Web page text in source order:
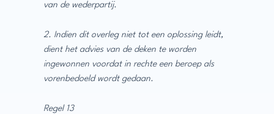
van de wederpartij.
2. Indien dit overleg niet tot een oplossing leidt,
dient het advies van de deken te worden
ingewonnen voordat in rechte een beroep als
vorenbedoeld wordt gedaan.
Regel 13